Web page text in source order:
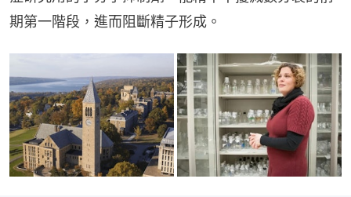
期第一階段，進而阻斷精子形成。